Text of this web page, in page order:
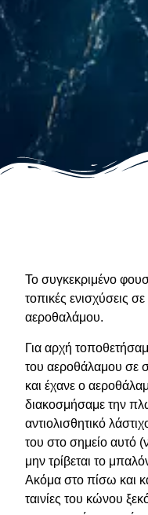
Το συγκεκριμένο
τοπικές ενισχύσεις
αεροθαλάμου.
Για αρχή
του αεροθάλαμου σε
και έχανε ο
διακοσμήσαμε την
αντιολισθητικό
του στο σημείο αυτό
μην τρίβεται το
Ακόμα στο πίσω και
ταινίες του κώνου